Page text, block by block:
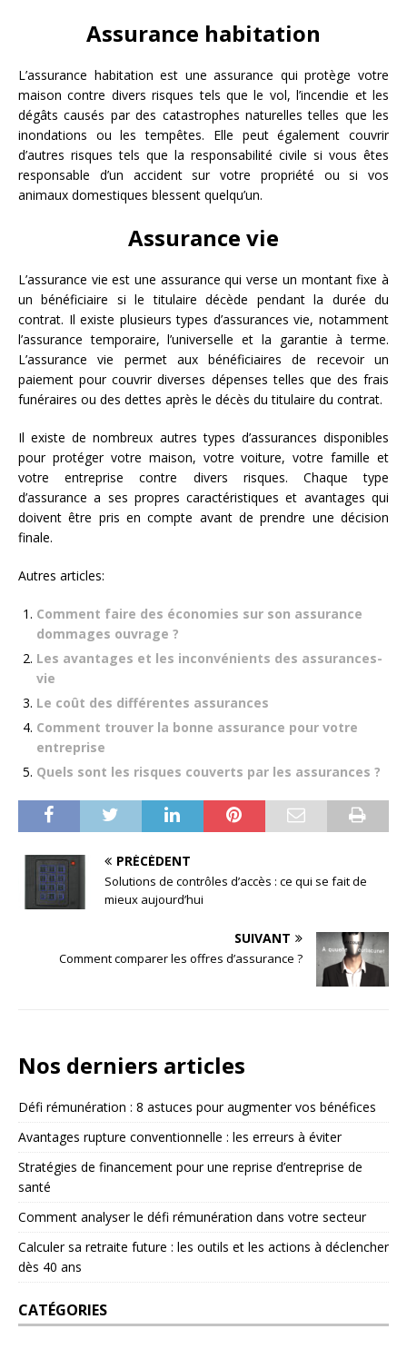
Assurance habitation
L’assurance habitation est une assurance qui protège votre
maison contre divers risques tels que le vol, l’incendie et les
dégâts causés par des catastrophes naturelles telles que les
inondations ou les tempêtes. Elle peut également couvrir
d’autres risques tels que la responsabilité civile si vous êtes
responsable d’un accident sur votre propriété ou si vos
animaux domestiques blessent quelqu’un.
Assurance vie
L’assurance vie est une assurance qui verse un montant fixe à
un bénéficiaire si le titulaire décède pendant la durée du
contrat. Il existe plusieurs types d’assurances vie, notamment
l’assurance temporaire, l’universelle et la garantie à terme.
L’assurance vie permet aux bénéficiaires de recevoir un
paiement pour couvrir diverses dépenses telles que des frais
funéraires ou des dettes après le décès du titulaire du contrat.
Il existe de nombreux autres types d’assurances disponibles
pour protéger votre maison, votre voiture, votre famille et
votre entreprise contre divers risques. Chaque type
d’assurance a ses propres caractéristiques et avantages qui
doivent être pris en compte avant de prendre une décision
finale.
Autres articles:
Comment faire des économies sur son assurance
dommages ouvrage ?
Les avantages et les inconvénients des assurances-
vie
Le coût des différentes assurances
Comment trouver la bonne assurance pour votre
entreprise
Quels sont les risques couverts par les assurances ?
PRÉCÉDENT
Solutions de contrôles d’accès : ce qui se fait de
mieux aujourd’hui
SUIVANT
Comment comparer les offres d’assurance ?
Nos derniers articles
Défi rémunération : 8 astuces pour augmenter vos bénéfices
Avantages rupture conventionnelle : les erreurs à éviter
Stratégies de financement pour une reprise d’entreprise de
santé
Comment analyser le défi rémunération dans votre secteur
Calculer sa retraite future : les outils et les actions à déclencher
dès 40 ans
CATÉGORIES